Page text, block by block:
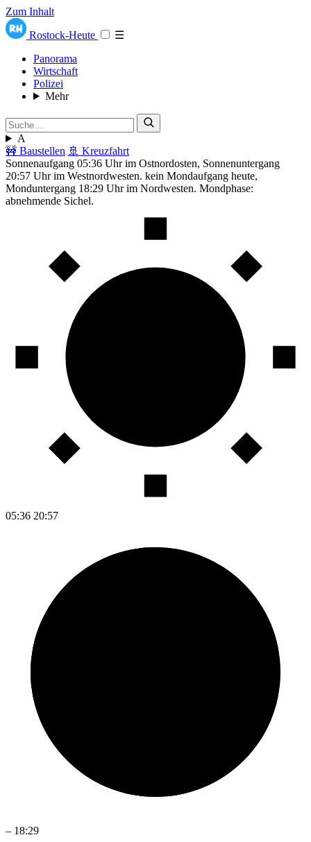
Zum Inhalt
Rostock-Heute
☰
Panorama
Wirtschaft
Polizei
Mehr
A
🚧 Baustellen 🚢 Kreuzfahrt
Sonnenaufgang 05:36 Uhr im Ostnordosten, Sonnenuntergang
20:57 Uhr im Westnordwesten. kein Mondaufgang heute,
Monduntergang 18:29 Uhr im Nordwesten. Mondphase:
abnehmende Sichel.
05:36 20:57
– 18:29